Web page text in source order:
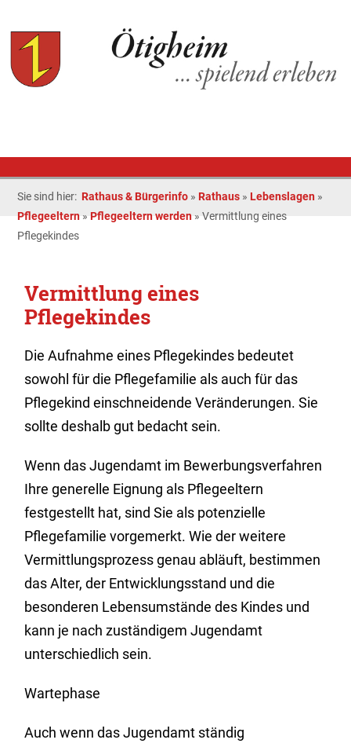
Sie sind hier: Rathaus & Bürgerinfo » Rathaus » Lebenslagen »
Pflegeeltern » Pflegeeltern werden »Vermittlung eines
Pflegekindes
Vermittlung eines
Pflegekindes
Die Aufnahme eines Pflegekindes bedeutet
sowohl für die Pflegefamilie als auch für das
Pflegekind einschneidende Veränderungen. Sie
sollte deshalb gut bedacht sein.
Wenn das Jugendamt im Bewerbungsverfahren
Ihre generelle Eignung als Pflegeeltern
festgestellt hat, sind Sie als potenzielle
Pflegefamilie vorgemerkt. Wie der weitere
Vermittlungsprozess genau abläuft, bestimmen
das Alter, der Entwicklungsstand und die
besonderen Lebensumstände des Kindes und
kann je nach zuständigem Jugendamt
unterschiedlich sein.
Wartephase
Auch wenn das Jugendamt ständig